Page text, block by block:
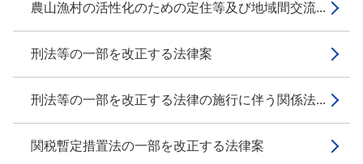
農山漁村の活性化のための定住等及び地域間交流...
刑法等の一部を改正する法律案
刑法等の一部を改正する法律の施行に伴う関係法...
関税暫定措置法の一部を改正する法律案